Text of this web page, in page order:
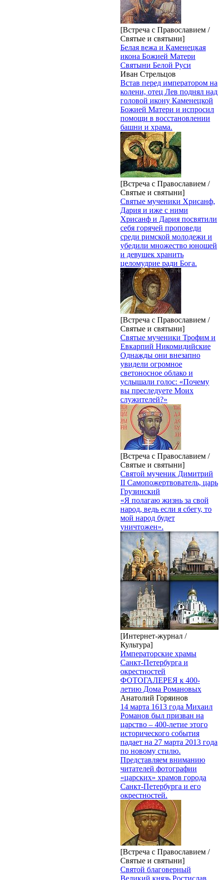
[Встреча с Православием /
Святые и святыни]
Белая вежа и Каменецкая
икона Божией Матери
Святыни Белой Руси
Иван Стрельцов
Встав перед императором на
колени, отец Лев поднял над
головой икону Каменецкой
Божией Матери и испросил
помощи в восстановлении
башни и храма.
[Встреча с Православием /
Святые и святыни]
Святые мученики Хрисанф,
Дария и иже с ними
Хрисанф и Дария посвятили
себя горячей проповеди
среди римской молодежи и
убедили множество юношей
и девушек хранить
целомудрие ради Бога.
[Встреча с Православием /
Святые и святыни]
Святые мученики Трофим и
Евкарпий Никомидийские
Однажды они внезапно
увидели огромное
светоносное облако и
услышали голос: «Почему
вы преследуете Моих
служителей?»
[Встреча с Православием /
Святые и святыни]
Святой мученик Димитрий
II Самопожертвователь, царь
Грузинский
«Я полагаю жизнь за свой
народ, ведь если я сбегу, то
мой народ будет
уничтожен».
[Интернет-журнал /
Культура]
Императорские храмы
Санкт-Петербурга и
окрестностей
ФОТОГАЛЕРЕЯ к 400-
летию Дома Романовых
Анатолий Горяинов
14 марта 1613 года Михаил
Романов был призван на
царство – 400-летие этого
исторического события
падает на 27 марта 2013 года
по новому стилю.
Представляем вниманию
читателей фотографии
«царских» храмов города
Санкт-Петербурга и его
окрестностей.
[Встреча с Православием /
Святые и святыни]
Святой благоверный
Великий князь Ростислав